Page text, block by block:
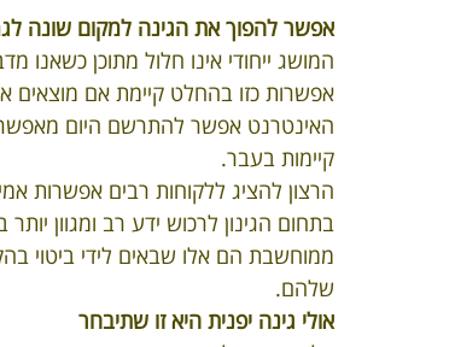
עיצוב גינות נוי עיצוב גינות בדרום תכנון גינה
עיצוב גינות הקמת גינת גג דקים מסוג אורן
תכנון גינה ביתית מה זה עיצוב גינה עיצוב
שערים מעץ עיצוב גינות פרטיות
אפשר להפוך את הגינה למקום שונה
המושג ייחודי אינו חלול מתוכן
אפשרות כזו בהחלט קיימת אם מוצאים
האינטרנט אפשר להתרשם היום
קיימות בעבר.
הרצון להציג ללקוחות רבים אפשרות
בתחום הגינון לרכוש ידע רב ומגוון
ממוחשבת הם אלו שבאים לידי ביטוי
שלהם.
אולי גינה יפנית היא זו שתיבחר